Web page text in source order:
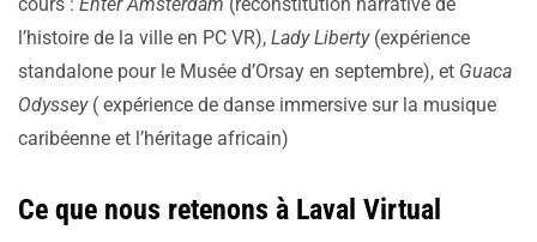
cours : Enter Amsterdam (reconstitution narrative de
l’histoire de la ville en PC VR), Lady Liberty(expérience
standalone pour le Musée d’Orsay en septembre), et Guaca
Odyssey ( expérience de danse immersive sur la musique
caribéenne et l’héritage africain)
Ce que nous retenons à Laval Virtual